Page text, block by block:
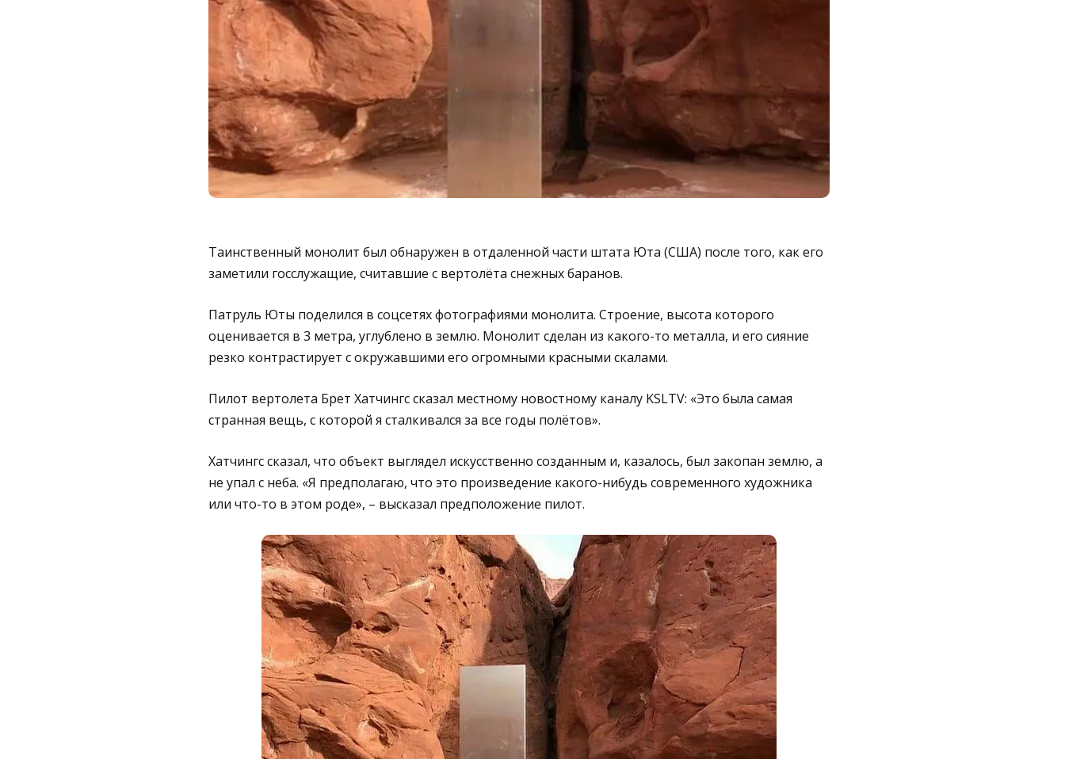
Таинственный монолит был обнаружен в отдаленной части штата Юта (США) после того, как его
заметили госслужащие, считавшие с вертолёта снежных баранов.
Патруль Юты поделился в соцсетях фотографиями монолита. Строение, высота которого
оценивается в 3 метра, углублено в землю. Монолит сделан из какого-то металла, и его сияние
резко контрастирует с окружавшими его огромными красными скалами.
Пилот вертолета Брет Хатчингс сказал местному новостному каналу KSLTV: «Это была самая
странная вещь, с которой я сталкивался за все годы полётов».
Хатчингс сказал, что объект выглядел искусственно созданным и, казалось, был закопан землю, а
не упал с неба. «Я предполагаю, что это произведение какого-нибудь современного художника
или что-то в этом роде», – высказал предположение пилот.